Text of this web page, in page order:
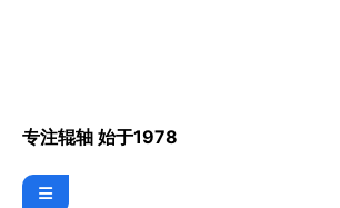
专注辊轴 始于1978